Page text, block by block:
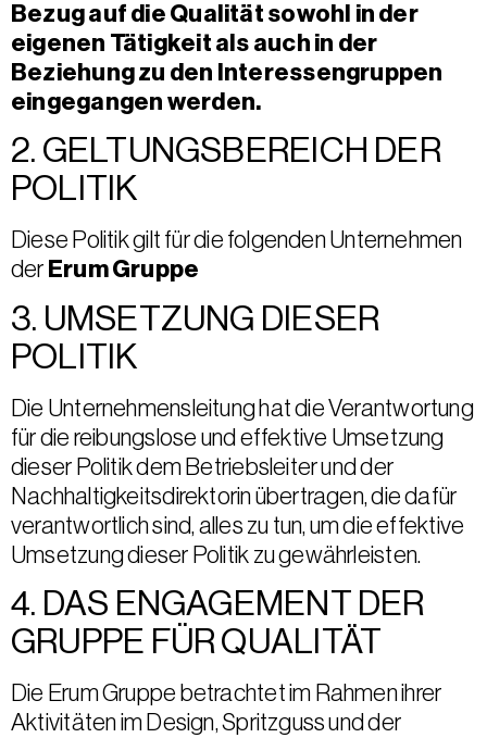
Bezug auf die Qualität sowohl in der
eigenen Tätigkeit als auch in der
Beziehung zu den Interessengruppen
eingegangen werden.
2. GELTUNGSBEREICH DER
POLITIK
Diese Politik gilt für die folgenden Unternehmen
der Erum Gruppe
3. UMSETZUNG DIESER
POLITIK
Die Unternehmensleitung hat die Verantwortung
für die reibungslose und effektive Umsetzung
dieser Politik dem Betriebsleiter und der
Nachhaltigkeitsdirektorin übertragen, die dafür
verantwortlich sind, alles zu tun, um die effektive
Umsetzung dieser Politik zu gewährleisten.
4. DAS ENGAGEMENT DER
GRUPPE FÜR QUALITÄT
Die Erum Gruppe betrachtet im Rahmen ihrer
Aktivitäten im Design, Spritzguss und der